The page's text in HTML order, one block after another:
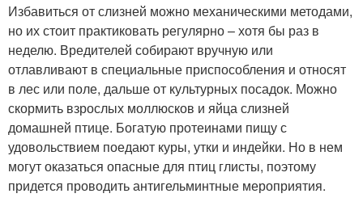
Избавиться от слизней можно механическими методами,
но их стоит практиковать регулярно – хотя бы раз в
неделю. Вредителей собирают вручную или
отлавливают в специальные приспособления и относят
в лес или поле, дальше от культурных посадок. Можно
скормить взрослых моллюсков и яйца слизней
домашней птице. Богатую протеинами пищу с
удовольствием поедают куры, утки и индейки. Но в нем
могут оказаться опасные для птиц глисты, поэтому
придется проводить антигельминтные мероприятия.